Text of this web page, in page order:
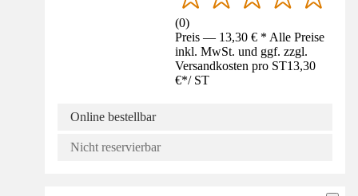
(0)
Preis — 13,30 € * Alle Preise
inkl. MwSt. und ggf. zzgl.
Versandkosten pro ST13,30
€*/ ST
Online bestellbar
Nicht reservierbar